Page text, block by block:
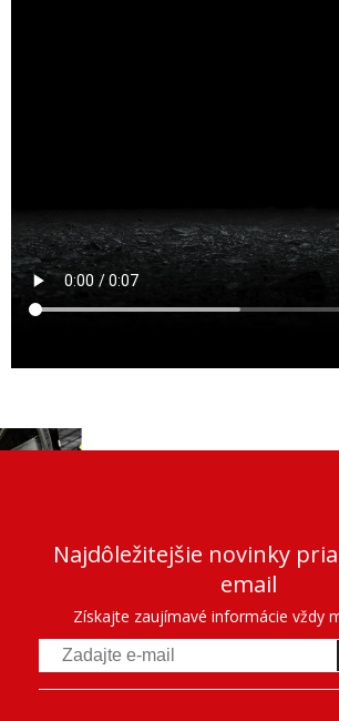
Najdôležitejšie novinky
email
Získajte zaujímavé informácie vždy